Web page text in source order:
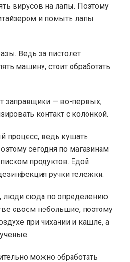
вирусов на лапы. Поэтому
и помыть лапы
Ведь за пистолет
машину, стоит обработать
заправщики — во-первых,
контакт с колонкой.
процесс, ведь кушать
сегодня по магазинам
продуктов. Едой
ручки тележки.
люди сюда по определению
своем небольшие, поэтому
при чихании и кашле, а
можно обработать